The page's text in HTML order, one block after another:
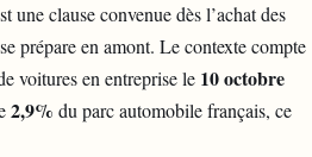
une clause convenue dès l’achat des
prépare en amont. Le contexte compte
voitures en entreprise le 10 octobre
2,9% du parc automobile français, ce